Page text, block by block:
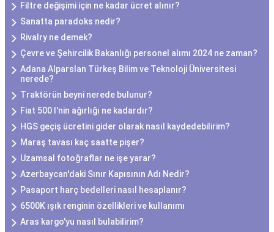
Filtre değişimi için ne kadar ücret alınır?
Sanatta paradoks nedir?
Rivalry ne demek?
Çevre ve Şehircilik Bakanlığı personel alımı 2024 ne zaman?
Adana Alparslan Türkeş Bilim ve Teknoloji Üniversitesi
nerede?
Traktörün beyni nerede bulunur?
Fiat 500 l'nin ağırlığı ne kadardır?
HGS geçiş ücretini gider olarak nasıl kaydedebilirim?
Maraş tavası kaç saatte pişer?
Uzamsal fotoğraflar ne işe yarar?
Azerbaycan'daki Sınır Kapısının Adı Nedir?
Pasaport harç bedelleri nasıl hesaplanır?
6500K ışık renginin özellikleri ve kullanımı
Aras kargo'yu nasıl bulabilirim?